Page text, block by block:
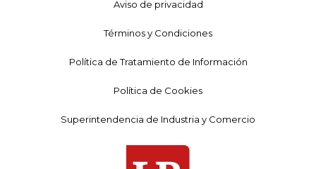
Aviso de privacidad
Términos y Condiciones
Política de Tratamiento de Información
Política de Cookies
Superintendencia de Industria y Comercio